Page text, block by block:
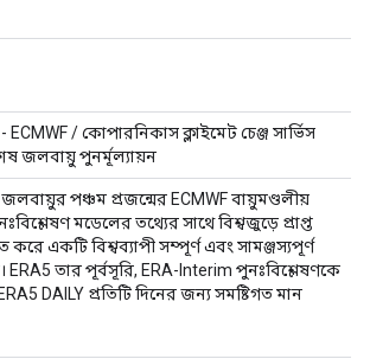
ECMWF / কোপারনিকাস ক্লাইমেট চেঞ্জ সার্ভিস
জলবায়ু পুনর্মূল্যায়ন
পঞ্চম প্রজন্মের ECMWF বায়ুমণ্ডলীয়
মডেলের তথ্যের সাথে বিশ্বজুড়ে প্রাপ্ত
করে একটি বিশ্বব্যাপী সম্পূর্ণ এবং সামঞ্জস্যপূর্ণ
ERA5 তার পূর্বসূরি, ERA-Interim পুনঃবিশ্লেষণকে
DAILY প্রতিটি দিনের জন্য সমষ্টিগত মান